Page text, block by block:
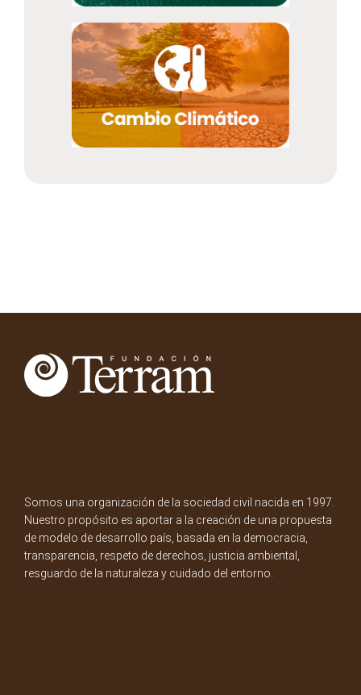
Somos una organización de la sociedad civil nacida en 1997.
Nuestro propósito es aportar a la creación de una propuesta
de modelo de desarrollo país, basada en la democracia,
transparencia, respeto de derechos, justicia ambiental,
resguardo de la naturaleza y cuidado del entorno.